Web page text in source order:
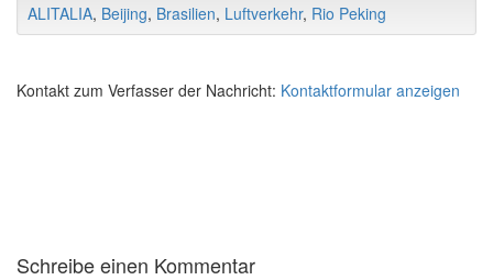
ALITALIA, Beijing, Brasilien, Luftverkehr, Rio Peking
Kontakt zum Verfasser der Nachricht: Kontaktformular anzeigen
Schreibe einen Kommentar